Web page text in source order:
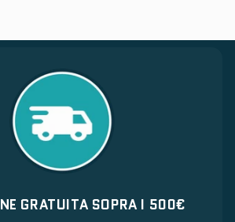
GRATUITA SOPRA I 500€